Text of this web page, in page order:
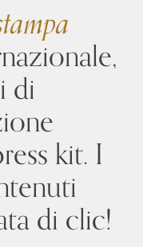
di
kit. I
di clic!